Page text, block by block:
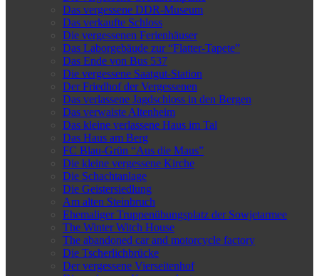
Das vergessene DDR-Museum
Das verkaufte Schloss
Die vergessenen Ferienhäuser
Das Laborgebäude zur “Flatter-Tapete”
Das Ende von Bus 537
Die vergessene Saatgut-Station
Der Friedhof der Vergessenen
Das verlassene Jagdschloss in den Bergen
Das verwaiste Altenheim
Das kleine verlassene Haus im Tal
Das Haus am Berg
FC Blau-Grün “Aus die Maus”
Die kleine vergessene Kirche
Die Schachtanlage
Die Geistersiedlung
Am alten Steinbruch
Ehemaliger Truppenübungsplatz der Sowjetarmee
The Winter Witch House
The abandoned car and motorcycle factory
Die Tscherlichbrücke
Der vergessene Vierseitenhof